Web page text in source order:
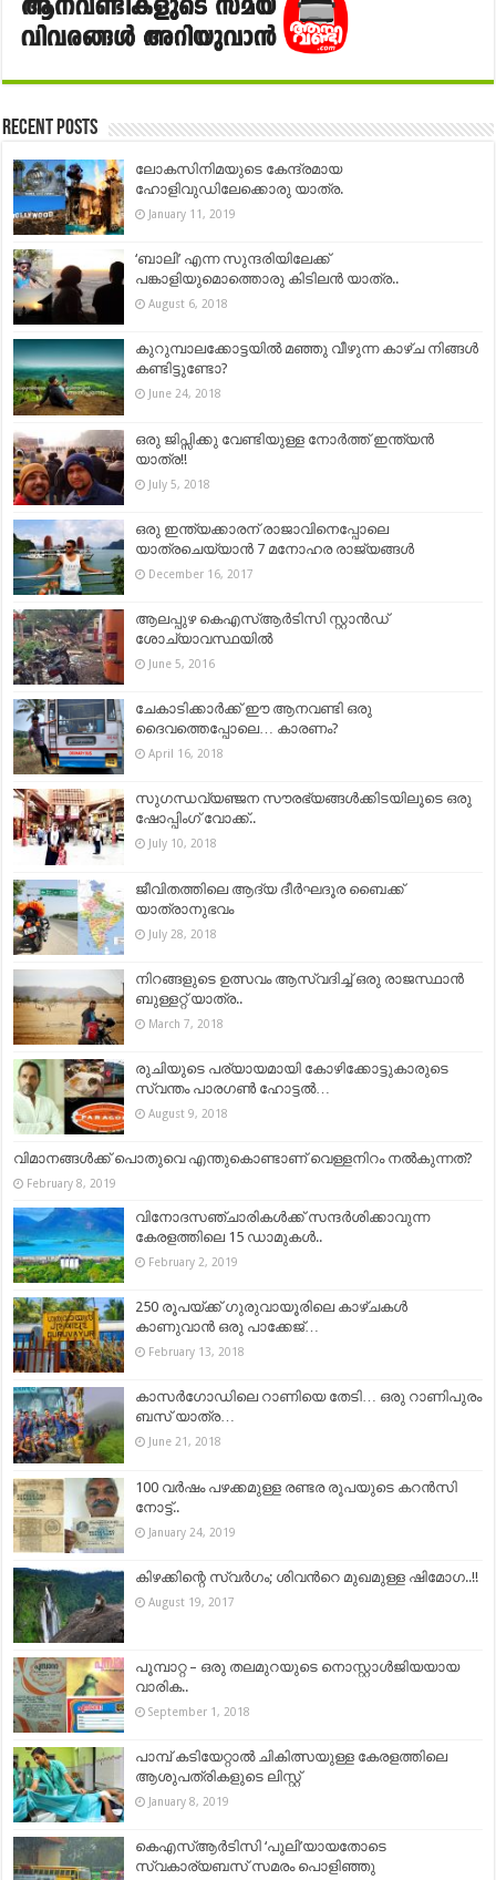
Recent Posts
ലോകസിനിമയുടെ കേന്ദ്രമായ
ഹോളിവുഡിലേക്കൊരു യാത്ര.
January 11, 2019
‘ബാലി’ എന്ന സുന്ദരിയിലേക്ക്
പങ്കാളിയുമൊത്തൊരു കിടിലൻ യാത്ര..
August 6, 2018
കുറുമ്പാലക്കോട്ടയിൽ മഞ്ഞു വീഴുന്ന കാഴ്‌ച നിങ്ങൾ
കണ്ടിട്ടുണ്ടോ?
June 24, 2018
ഒരു ജിപ്സിക്കു വേണ്ടിയുള്ള നോര്‍ത്ത് ഇന്ത്യന്‍
യാത്ര!!
July 5, 2018
ഒരു ഇന്ത്യക്കാരന് രാജാവിനെപ്പോലെ
യാത്രചെയ്യാൻ 7 മനോഹര രാജ്യങ്ങൾ
December 16, 2017
ആലപ്പുഴ കെഎസ്ആര്‍ടിസി സ്റ്റാന്‍ഡ്
ശോച്യാവസ്ഥയില്‍
June 5, 2016
ചേകാടിക്കാര്‍ക്ക് ഈ ആനവണ്ടി ഒരു
ദൈവത്തെപ്പോലെ… കാരണം?
April 16, 2018
സുഗന്ധവ്യഞ്ജന സൗരഭ്യങ്ങൾക്കിടയിലൂടെ ഒരു
ഷോപ്പിംഗ് വോക്ക്..
July 10, 2018
ജീവിതത്തിലെ ആദ്യ ദീർഘദൂര ബൈക്ക്
യാത്രാനുഭവം
July 28, 2018
നിറങ്ങളുടെ ഉത്സവം ആസ്വദിച്ച് ഒരു രാജസ്ഥാന്‍
ബുള്ളറ്റ് യാത്ര..
March 7, 2018
രുചിയുടെ പര്യായമായി കോഴിക്കോട്ടുകാരുടെ
സ്വന്തം പാരഗൺ ഹോട്ടൽ…
August 9, 2018
വിമാനങ്ങൾക്ക് പൊതുവെ എന്തുകൊണ്ടാണ് വെള്ളനിറം നൽകുന്നത്?
February 8, 2019
വിനോദസഞ്ചാരികൾക്ക് സന്ദർശിക്കാവുന്ന
കേരളത്തിലെ 15 ഡാമുകൾ..
February 2, 2019
250 രൂപയ്ക്ക് ഗുരുവായൂരിലെ കാഴ്ചകള്‍
കാണുവാന്‍ ഒരു പാക്കേജ്…
February 13, 2018
കാസർഗോഡിലെ റാണിയെ തേടി… ഒരു റാണിപുരം
ബസ് യാത്ര…
June 21, 2018
100 വർഷം പഴക്കമുള്ള രണ്ടര രൂപയുടെ കറൻസി
നോട്ട്..
January 24, 2019
കിഴക്കിന്റെ സ്വര്‍ഗം; ശിവന്‍റെ മുഖമുള്ള ഷിമോഗ..!!
August 19, 2017
പൂമ്പാറ്റ – ഒരു തലമുറയുടെ നൊസ്റ്റാള്‍ജിയയായ
വാരിക..
September 1, 2018
പാമ്പ് കടിയേറ്റാൽ ചികിത്സയുള്ള കേരളത്തിലെ
ആശുപത്രികളുടെ ലിസ്റ്റ്
January 8, 2019
കെഎസ്ആര്‍ടിസി ‘പുലി’യായതോടെ
സ്വകാര്യബസ് സമരം പൊളിഞ്ഞു